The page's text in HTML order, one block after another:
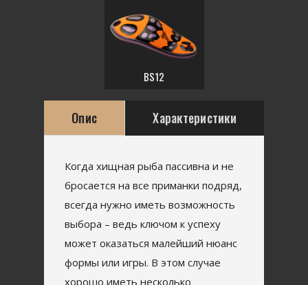
BS12
Опис Характеристики
Когда хищная рыба пассивна и не
бросается на все приманки подряд,
всегда нужно иметь возможность
выбора – ведь ключом к успеху
может оказаться малейший нюанс
формы или игры. В этом случае
хорошо иметь несколько